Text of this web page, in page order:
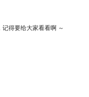
得要给大家看看啊 ～